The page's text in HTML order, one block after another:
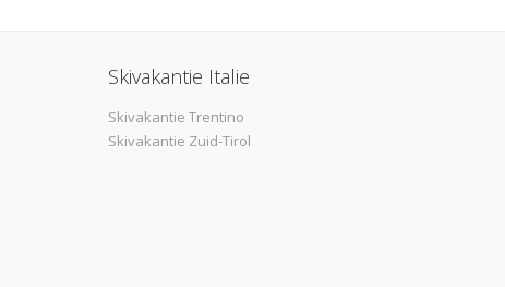
Skivakantie Italie
Skivakantie Trentino
Skivakantie Zuid-Tirol